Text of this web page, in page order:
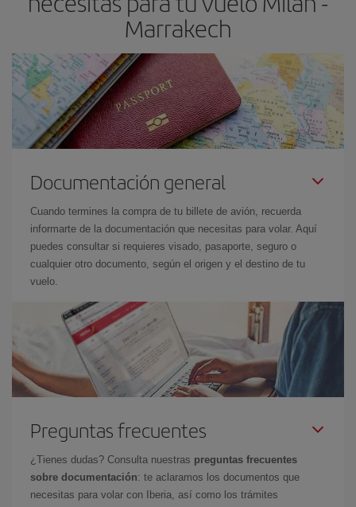
Marrakech
Documentación general
Cuando termines la compra de tu billete de avión, recuerda
informarte de la documentación que necesitas para volar. Aquí
puedes consultar si requieres visado, pasaporte, seguro o
cualquier otro documento, según el origen y el destino de tu
vuelo.
Preguntas frecuentes
¿Tienes dudas? Consulta nuestras preguntas frecuentes
sobre documentación: te aclaramos los documentos que
necesitas para volar con Iberia, así como los trámites